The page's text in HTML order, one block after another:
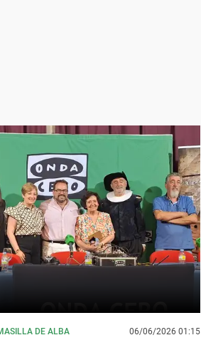
DE ALBA 06/06/2026 01:15